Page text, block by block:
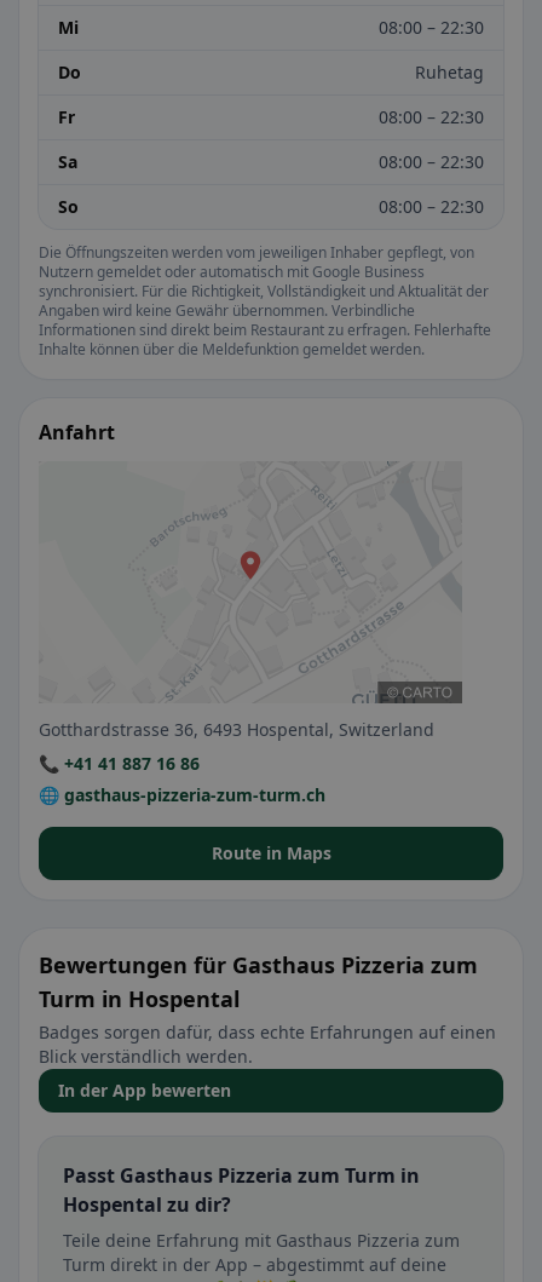
Mi
08:00 – 22:30
Do
Ruhetag
Fr
08:00 – 22:30
Sa
08:00 – 22:30
So
08:00 – 22:30
Die Öffnungszeiten werden vom jeweiligen Inhaber gepflegt, von
Nutzern gemeldet oder automatisch mit Google Business
synchronisiert. Für die Richtigkeit, Vollständigkeit und Aktualität der
Angaben wird keine Gewähr übernommen. Verbindliche
Informationen sind direkt beim Restaurant zu erfragen. Fehlerhafte
Inhalte können über die Meldefunktion gemeldet werden.
Anfahrt
Gotthardstrasse 36, 6493 Hospental, Switzerland
📞 +41 41 887 16 86
🌐 gasthaus-pizzeria-zum-turm.ch
Route in Maps
Bewertungen für Gasthaus Pizzeria zum
Turm in Hospental
Badges sorgen dafür, dass echte Erfahrungen auf einen
Blick verständlich werden.
In der App bewerten
Passt Gasthaus Pizzeria zum Turm in
Hospental zu dir?
Teile deine Erfahrung mit Gasthaus Pizzeria zum
Turm direkt in der App – abgestimmt auf deine